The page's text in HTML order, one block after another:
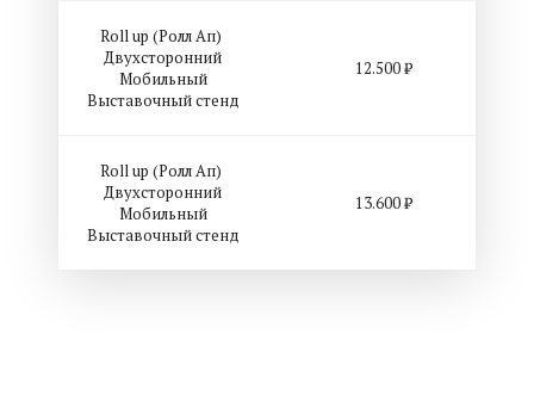
Roll up (Ролл Ап)
Двухсторонний
Мобильный
Выставочный стенд
12.500 ₽
Roll up (Ролл Ап)
Двухсторонний
Мобильный
Выставочный стенд
13.600 ₽